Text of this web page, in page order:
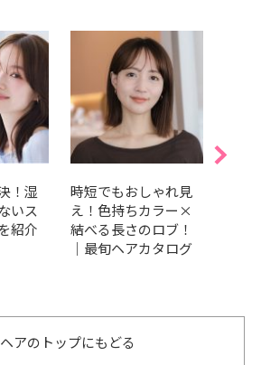
！湿
いス
紹介
時短でもおしゃれ見
え！色持ちカラー×
結べる長さのロブ！
｜最旬ヘアカタログ
ヘアのトップにもどる